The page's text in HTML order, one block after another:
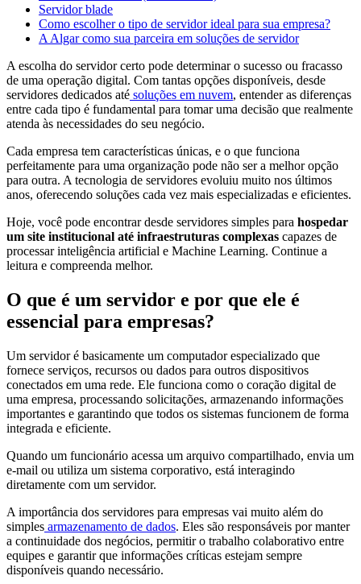
Servidor blade
Como escolher o tipo de servidor ideal para sua empresa?
A Algar como sua parceira em soluções de servidor
A escolha do servidor certo pode determinar o sucesso ou fracasso
de uma operação digital. Com tantas opções disponíveis, desde
servidores dedicados até soluções em nuvem, entender as diferenças
entre cada tipo é fundamental para tomar uma decisão que realmente
atenda às necessidades do seu negócio.
Cada empresa tem características únicas, e o que funciona
perfeitamente para uma organização pode não ser a melhor opção
para outra. A tecnologia de servidores evoluiu muito nos últimos
anos, oferecendo soluções cada vez mais especializadas e eficientes.
Hoje, você pode encontrar desde servidores simples para hospedar
um site institucional até infraestruturas complexas capazes de
processar inteligência artificial e Machine Learning. Continue a
leitura e compreenda melhor.
O que é um servidor e por que ele é
essencial para empresas?
Um servidor é basicamente um computador especializado que
fornece serviços, recursos ou dados para outros dispositivos
conectados em uma rede. Ele funciona como o coração digital de
uma empresa, processando solicitações, armazenando informações
importantes e garantindo que todos os sistemas funcionem de forma
integrada e eficiente.
Quando um funcionário acessa um arquivo compartilhado, envia um
e-mail ou utiliza um sistema corporativo, está interagindo
diretamente com um servidor.
A importância dos servidores para empresas vai muito além do
simples armazenamento de dados. Eles são responsáveis por manter
a continuidade dos negócios, permitir o trabalho colaborativo entre
equipes e garantir que informações críticas estejam sempre
disponíveis quando necessário.